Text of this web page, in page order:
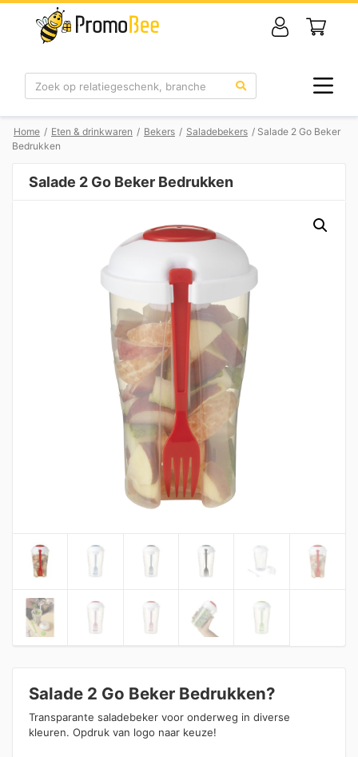
Zoek
Home / Eten & drinkwaren / Bekers / Saladebekers / Salade 2 Go Beker
Bedrukken
Salade 2 Go Beker Bedrukken
Salade 2 Go Beker Bedrukken?
Transparante saladebeker voor onderweg in diverse
kleuren. Opdruk van logo naar keuze!